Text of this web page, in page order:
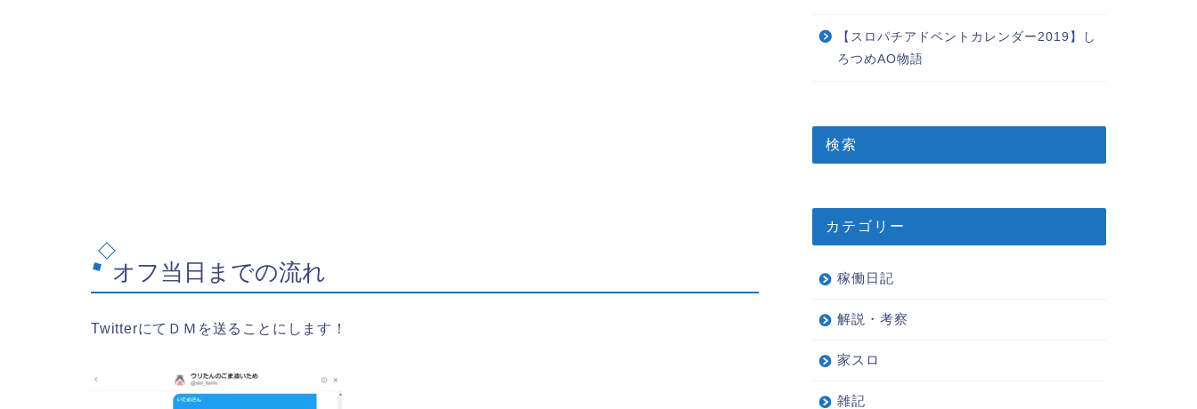
オフ当日までの流れ
TwitterにてＤＭを送ることにします！
【スロパチアドベントカレンダー2019】し
ろつめAO物語
検索
カテゴリー
稼働日記
解説・考察
家スロ
雑記